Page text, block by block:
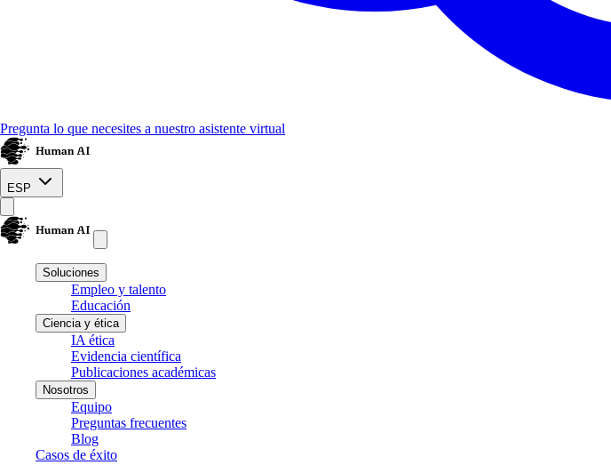
Pregunta lo que necesites a nuestro asistente virtual
ESP
Soluciones
Empleo y talento
Educación
Ciencia y ética
IA ética
Evidencia científica
Publicaciones académicas
Nosotros
Equipo
Preguntas frecuentes
Blog
Casos de éxito